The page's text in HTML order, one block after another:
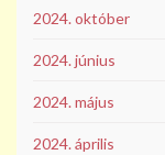
2024. október
2024. június
2024. május
2024. április